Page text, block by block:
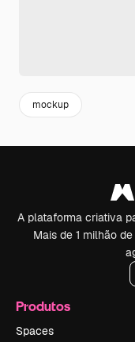
mockup
A plataforma criativa
Mais de 1 milhão
Produtos
Spaces